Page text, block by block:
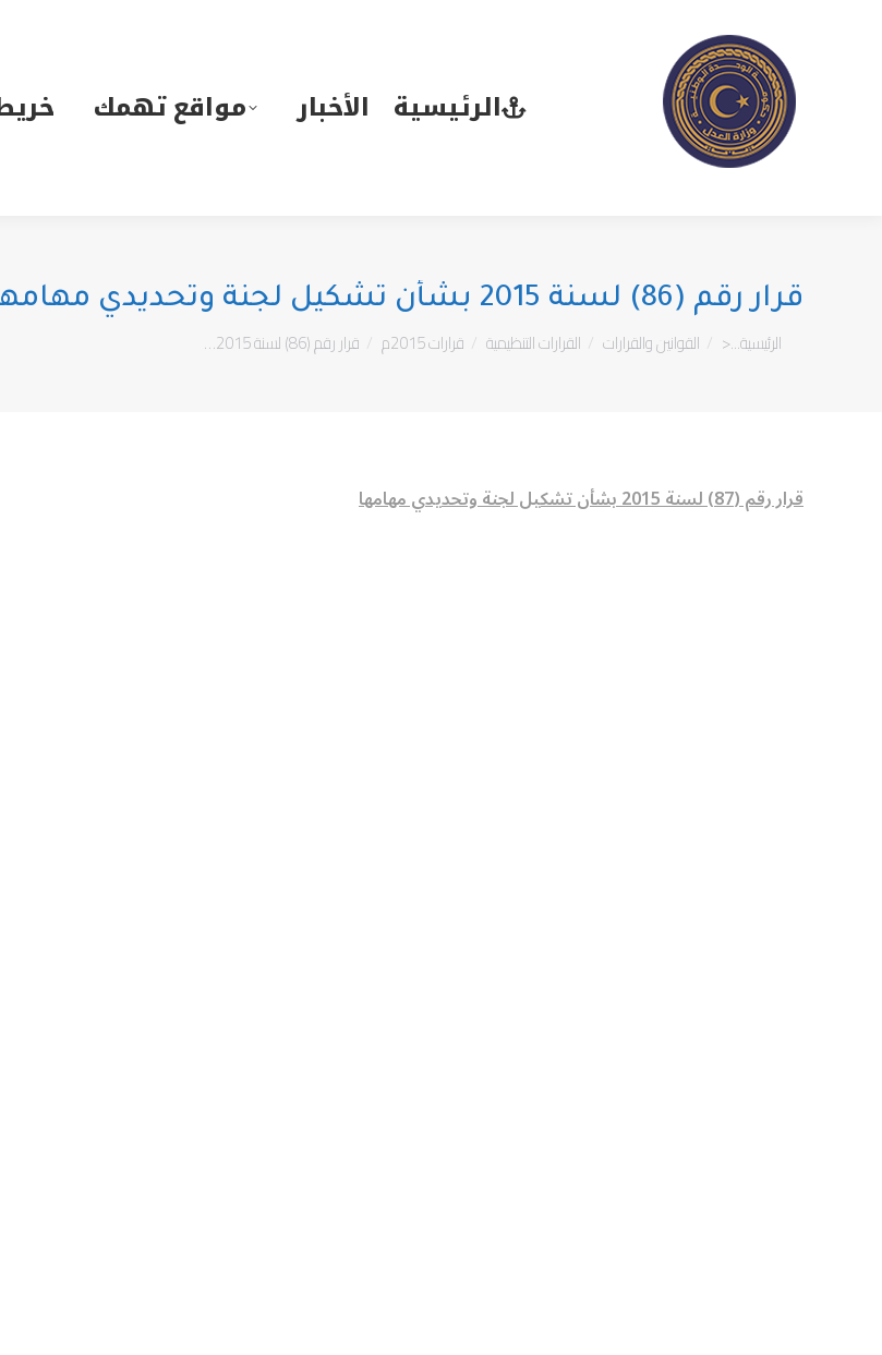
الرئيسية الأخبار مواقع تهمك
قرار رقم (86) لسنة 2015 بشأن تشكيل لجنة وتحديدي مهامها
You are here:
الرئيسية...< القوانين والقرارات القرارات التنظيمية قرارات 2015م قرار رقم (86) لسنة 2015…
قرار رقم (87) لسنة 2015 بشأن تشكيل لجنة وتحديدي مهامها